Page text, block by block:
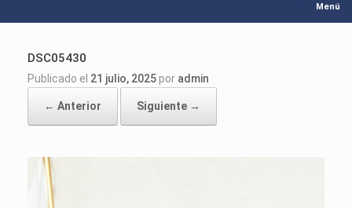
Menú
DSC05430
Publicado el 21 julio, 2025por admin
← Anterior Siguiente →